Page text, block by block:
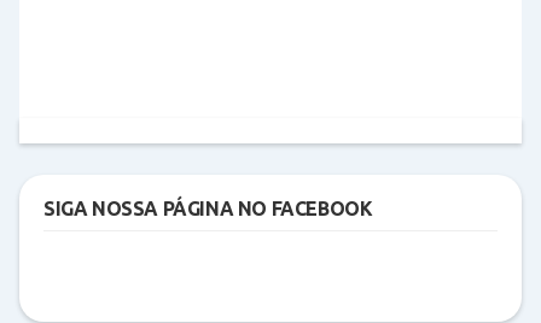
SIGA NOSSA PÁGINA NO FACEBOOK